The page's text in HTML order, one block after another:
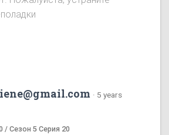
· 5 years
/ Сезон 5 Серия 20